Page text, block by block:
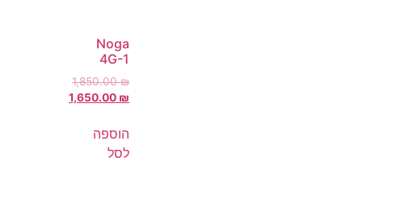
Noga
4G-1
1,850.00₪
1,650.00 ₪
הוספה
לסל